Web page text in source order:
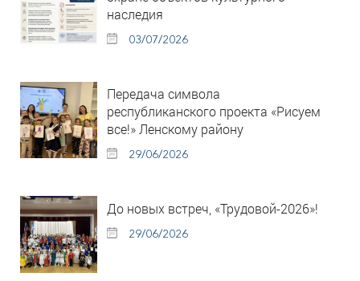
наследия
03/07/2026
Передача символа
республиканского проекта «Рисуем
все!» Ленскому району
29/06/2026
До новых встреч, «Трудовой-2026»!
29/06/2026